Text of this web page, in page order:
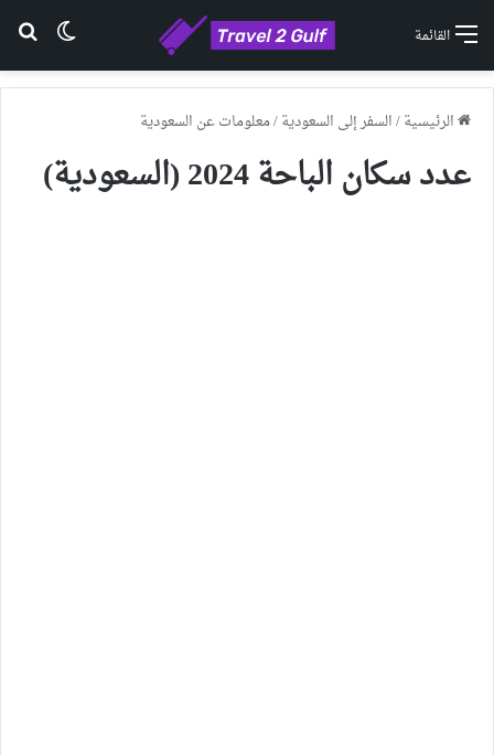
القائمة
الرئيسية/السفر إلى السعودية/معلومات عن السعودية
عدد سكان الباحة 2024 (السعودية)